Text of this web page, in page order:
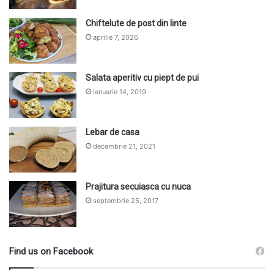
Chiftelute de post din linte
aprilie 7, 2026
Salata aperitiv cu piept de pui
ianuarie 14, 2019
Lebar de casa
decembrie 21, 2021
Prajitura secuiasca cu nuca
septembrie 25, 2017
Find us on Facebook